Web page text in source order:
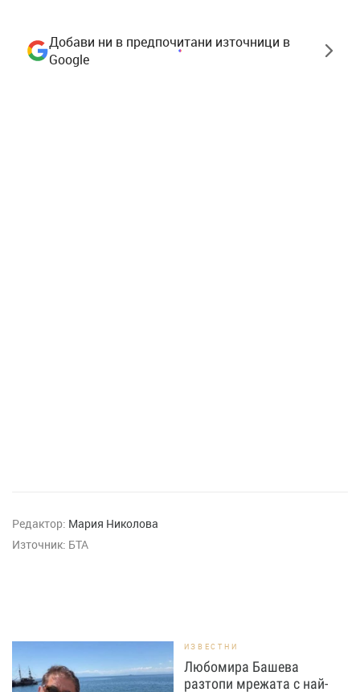
Добави ни в предпочитани източници в
Google
Редактор: Мария Николова
Източник: БТА
ИЗВЕСТНИ
Любомира Башева
разтопи мрежата с най-